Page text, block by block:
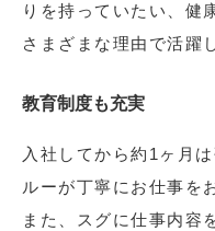
りを持っていたい、健
さまざまな理由で活躍
教育制度も充実
入社してから約1ヶ月
ルーが丁寧にお仕事を
また、スグに仕事内容